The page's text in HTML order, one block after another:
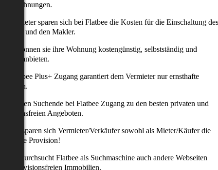
Wohnungen.
Anbieter sparen sich bei Flatbee die Kosten für die Einschaltung des
und den Makler.
können sie ihre Wohnung kostengünstig, selbstständig und
anbieten.
Flatbee Plus+ Zugang garantiert dem Vermieter nur ernsthafte
erhalten Suchende bei Flatbee Zugang zu den besten privaten und
Angeboten.
uns sparen sich Vermieter/Verkäufer sowohl als Mieter/Käufer die
Provision!
durchsucht Flatbee als Suchmaschine auch andere Webseiten
provisionsfreien Immobilien.